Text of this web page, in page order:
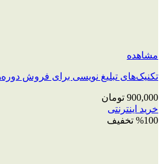
مشاهده
تکنیک‌های تبلیغ نویسی برای فروش
900,000 تومان
خرید اینترنتی
%100 تخفیف